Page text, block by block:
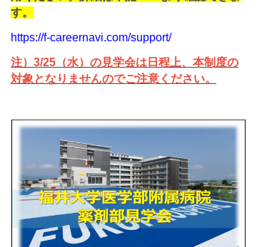
す。
https://f-careernavi.com/support/
注）3/25（水）の見学会は日程上、本制度の
対象となりませんのでご注意ください。